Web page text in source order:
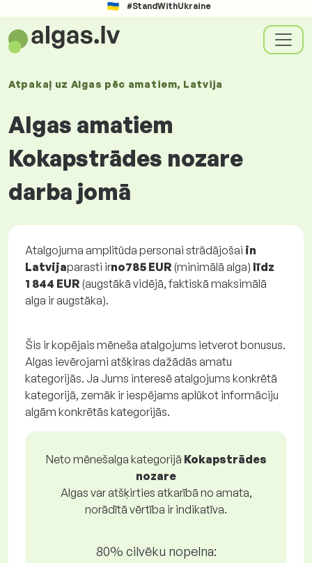
#StandWithUkraine
Atpakaļ uz Algas pēc amatiem, Latvija
Algas amatiem
Kokapstrādes nozare
darba jomā
Atalgojuma amplitūda personai strādājošai in
Latvijaparasti irno785 EUR (minimālā alga) līdz
1 844 EUR (augstākā vidējā, faktiskā maksimālā
alga ir augstāka).
Šis ir kopējais mēneša atalgojums ietverot bonusus.
Algas ievērojami atšķiras dažādās amatu
kategorijās. Ja Jums interesē atalgojums konkrētā
kategorijā, zemāk ir iespējams aplūkot informāciju
algām konkrētās kategorijās.
Neto mēnešalga kategorijā Kokapstrādes
nozare
Algas var atšķirties atkarībā no amata,
norādītā vērtība ir indikatīva.
80% cilvēku nopelna: